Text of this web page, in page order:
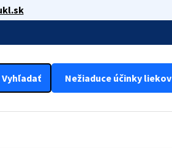
Vyhľadať Nežiaduce účinky liekov